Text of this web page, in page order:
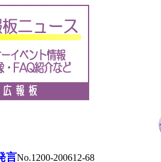
言No.1200-200612-68